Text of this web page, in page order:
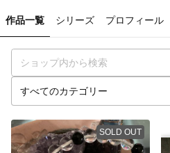
作品一覧 シリーズ プロフィール
SOLD OUT